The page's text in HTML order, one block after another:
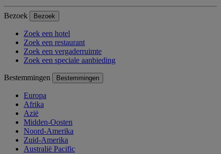
Bezoek Bezoek
Zoek een hotel
Zoek een restaurant
Zoek een vergaderruimte
Zoek een speciale aanbieding
Bestemmingen Bestemmingen
Europa
Afrika
Azië
Midden-Oosten
Noord-Amerika
Zuid-Amerika
Australië Pacific